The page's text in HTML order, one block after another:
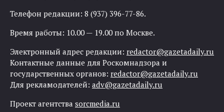
Телефон редакции: 8 (937) 396-77-86.
Время работы: 10.00 — 19.00 по Москве.
Электронный адрес редакции: redactor@gazetadaily.ru
Контактные данные для Роскомнадзора и
государственных органов: redactor@gazetadaily.ru
Для рекламодателей: adv@gazetadaily.ru
Проект агентства sorcmedia.ru